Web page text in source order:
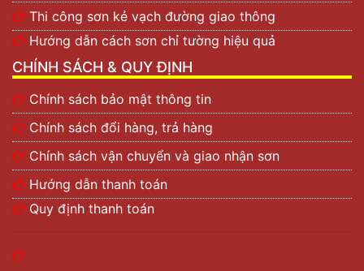
Thi công sơn kẻ vạch đường giao thông
Hướng dẫn cách sơn chỉ tường hiệu quả
CHÍNH SÁCH & QUY ĐỊNH
Chính sách bảo mật thông tin
Chính sách đổi hàng, trả hàng
Chính sách vận chuyển và giao nhận sơn
Hướng dẫn thanh toán
Quy định thanh toán